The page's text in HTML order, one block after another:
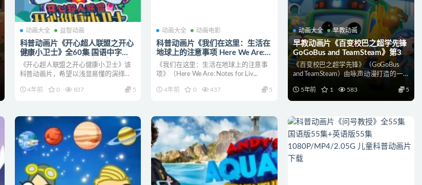
动画大全 益智动画
科普动画片《开心超人联盟之开心
健康小卫士》全60集 国语中字
1080P/MP4/602M 动画片开心超
人联盟下载
《开心超人联盟之开心健康小卫士》该
科普动画片，希望以浅显易懂的演绎方
4年前
0 837 5
动画大全 动画电影
科普动画片《我们在这里：生活在
地球上的注意事项 Here We Are:
Notes for Living on Planet
Earth》英语中字
片
《我们在这里：生活在地球上的注意事
项》（Here We Are: Notes for Liv...
4年前 0 437 5
动画大全 早教动画
早教动画片《百变校巴之超学先锋
GoGoBus and TeamSteam》第3季
全26集 国语版 4K高清/MP4/10G
动画片百变校巴下载
《百变校巴之超学先锋》（GoGoBus
and TeamSteam）由咏声动漫打造的一
5年前
1 583 5